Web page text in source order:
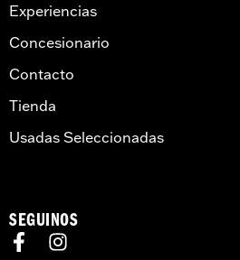
Experiencias
Concesionario
Contacto
Tienda
Usadas Seleccionadas
SEGUINOS